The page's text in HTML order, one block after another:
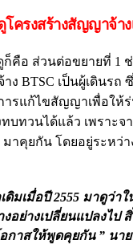
โครงสร้างสัญญาจ้า
คือ ส่วนต่อขยายที่ 1
ง BTSC เป็นผู้เดินร
รแก้ไขสัญญาเพื่อให้ร่
บทวนได้แล้ว เพราะ
าคุยกัน โดยอยู่ระห
เดิมเมื่อปี 2555 มา
อย่างเปลี่ยนแปลงไป
กาสให้พูดคุยกัน ” นา